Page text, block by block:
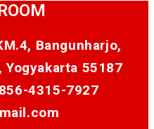
Bangunharjo,
Yogyakarta 55187
4315-7927